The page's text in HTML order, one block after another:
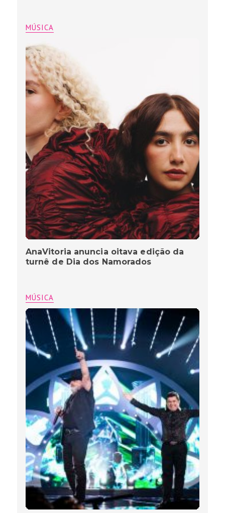
MÚSICA
AnaVitoria anuncia oitava edição da
turnê de Dia dos Namorados
MÚSICA